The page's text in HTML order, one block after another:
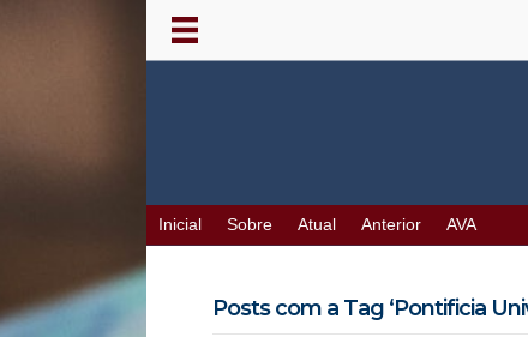
Inicial Sobre Atual Anterior AVA
Posts com a Tag ‘Pontificia